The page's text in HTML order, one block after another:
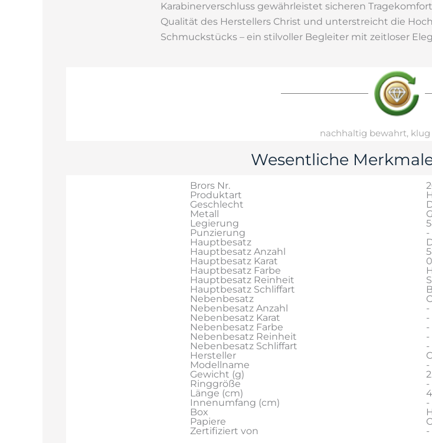
Karabinerverschluss gewährleistet sicheren
Qualität des Herstellers Christ und unterstreicht die
Schmuckstücks – ein stilvoller Begleiter mit zeitloser
nachhaltig bewahrt,
Wesentliche
Brors Nr.
Produktart
Geschlecht
Metall
Legierung
Punzierung
-
Hauptbesatz
Hauptbesatz Anzahl
Hauptbesatz Karat
Hauptbesatz Farbe
H
Hauptbesatz Reinheit
Hauptbesatz Schliffart
Nebenbesatz
Nebenbesatz Anzahl
-
Nebenbesatz Karat
-
Nebenbesatz Farbe
-
Nebenbesatz Reinheit
-
Nebenbesatz Schliffart
-
Hersteller
Modellname
-
Gewicht (g)
Ringgröße
-
Länge (cm)
Innenumfang (cm)
-
Box
Papiere
Zertifiziert von
-